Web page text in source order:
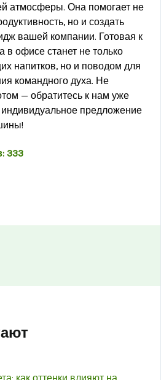
атмосферы. Она помогает не
но и создать
вашей компании. Готовая к
офисе станет не только
напитков, но и поводом для
командного духа. Не
— обратитесь к нам уже
индивидуальное предложение
333